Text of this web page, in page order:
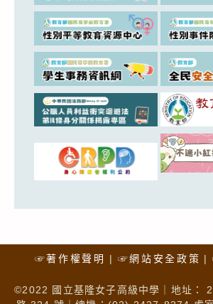
☞著作權聲明 ☞網站安全政策
©2022 國立基隆女子高級中學｜地址：